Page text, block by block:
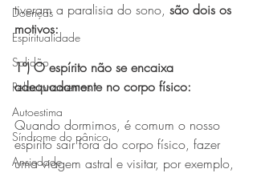
Doenças
Espiritualidade
Solidão
Relacionamentos
Autoestima
Síndrome do pânico
Ansiedade
tiveram a paralisia do sono, são dois os
motivos:
1º) O espírito não se encaixa
adequadamente no corpo físico:
Quando dormimos, é comum o nosso
espírito sair fora do corpo físico, fazer
uma viagem astral e visitar, por exemplo,